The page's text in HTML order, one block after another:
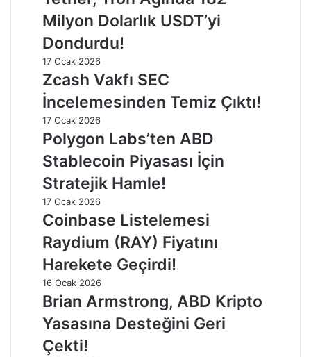
Milyon Dolarlık USDT’yi
Dondurdu!
17 Ocak 2026
Zcash Vakfı SEC
İncelemesinden Temiz Çıktı!
17 Ocak 2026
Polygon Labs’ten ABD
Stablecoin Piyasası İçin
Stratejik Hamle!
17 Ocak 2026
Coinbase Listelemesi
Raydium (RAY) Fiyatını
Harekete Geçirdi!
16 Ocak 2026
Brian Armstrong, ABD Kripto
Yasasına Desteğini Geri
Çekti!